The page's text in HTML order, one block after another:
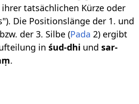
tatsächlichen Kürze oder
Die Positionslänge der 1. und
der 3. Silbe (Pada 2) ergibt
inśud-dhi undsar-
.